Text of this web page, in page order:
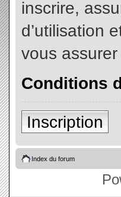
inscrire,
d’utilisation
vous
Conditions
Inscription
Index du forum